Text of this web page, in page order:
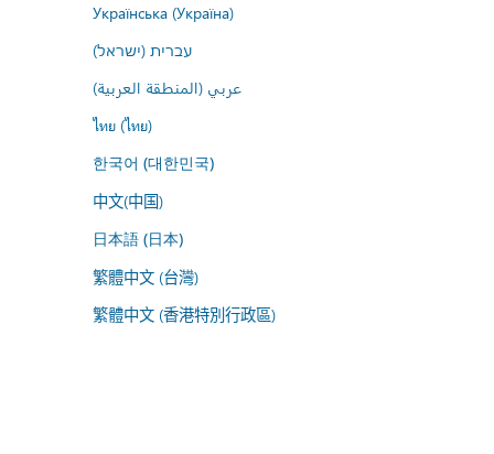
Українська (Україна)
עברית (ישראל)
عربي (المنطقة العربية)
ไทย (ไทย)
한국어 (대한민국)
中文(中国)
日本語 (日本)
繁體中文 (台灣)
繁體中文 (香港特別行政區)